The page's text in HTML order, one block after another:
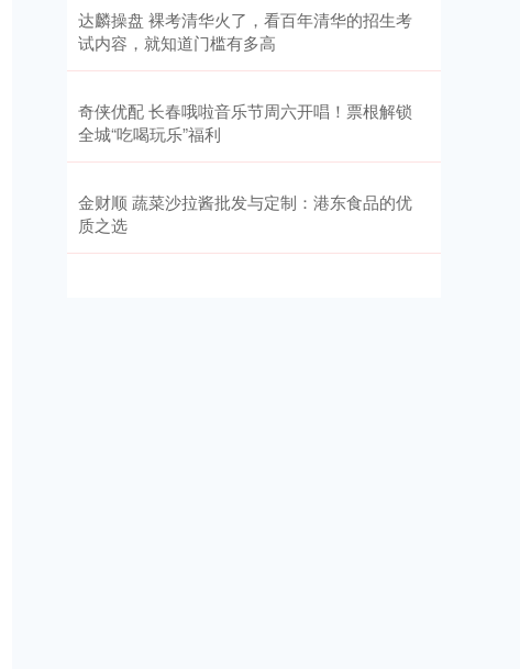
达麟操盘 裸考清华火了，看百年清华的招生考
试内容，就知道门槛有多高
奇侠优配 长春哦啦音乐节周六开唱！票根解锁
全城“吃喝玩乐”福利
金财顺 蔬菜沙拉酱批发与定制：港东食品的优
质之选